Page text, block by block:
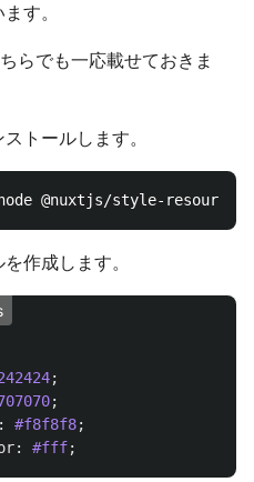
す。
らでも一応載せておきま
トールします。
作成します。
;
;
: #f8f8f8;
: #fff;